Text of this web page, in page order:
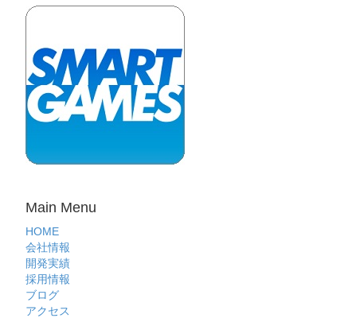
Main Menu
HOME
会社情報
開発実績
採用情報
ブログ
アクセス